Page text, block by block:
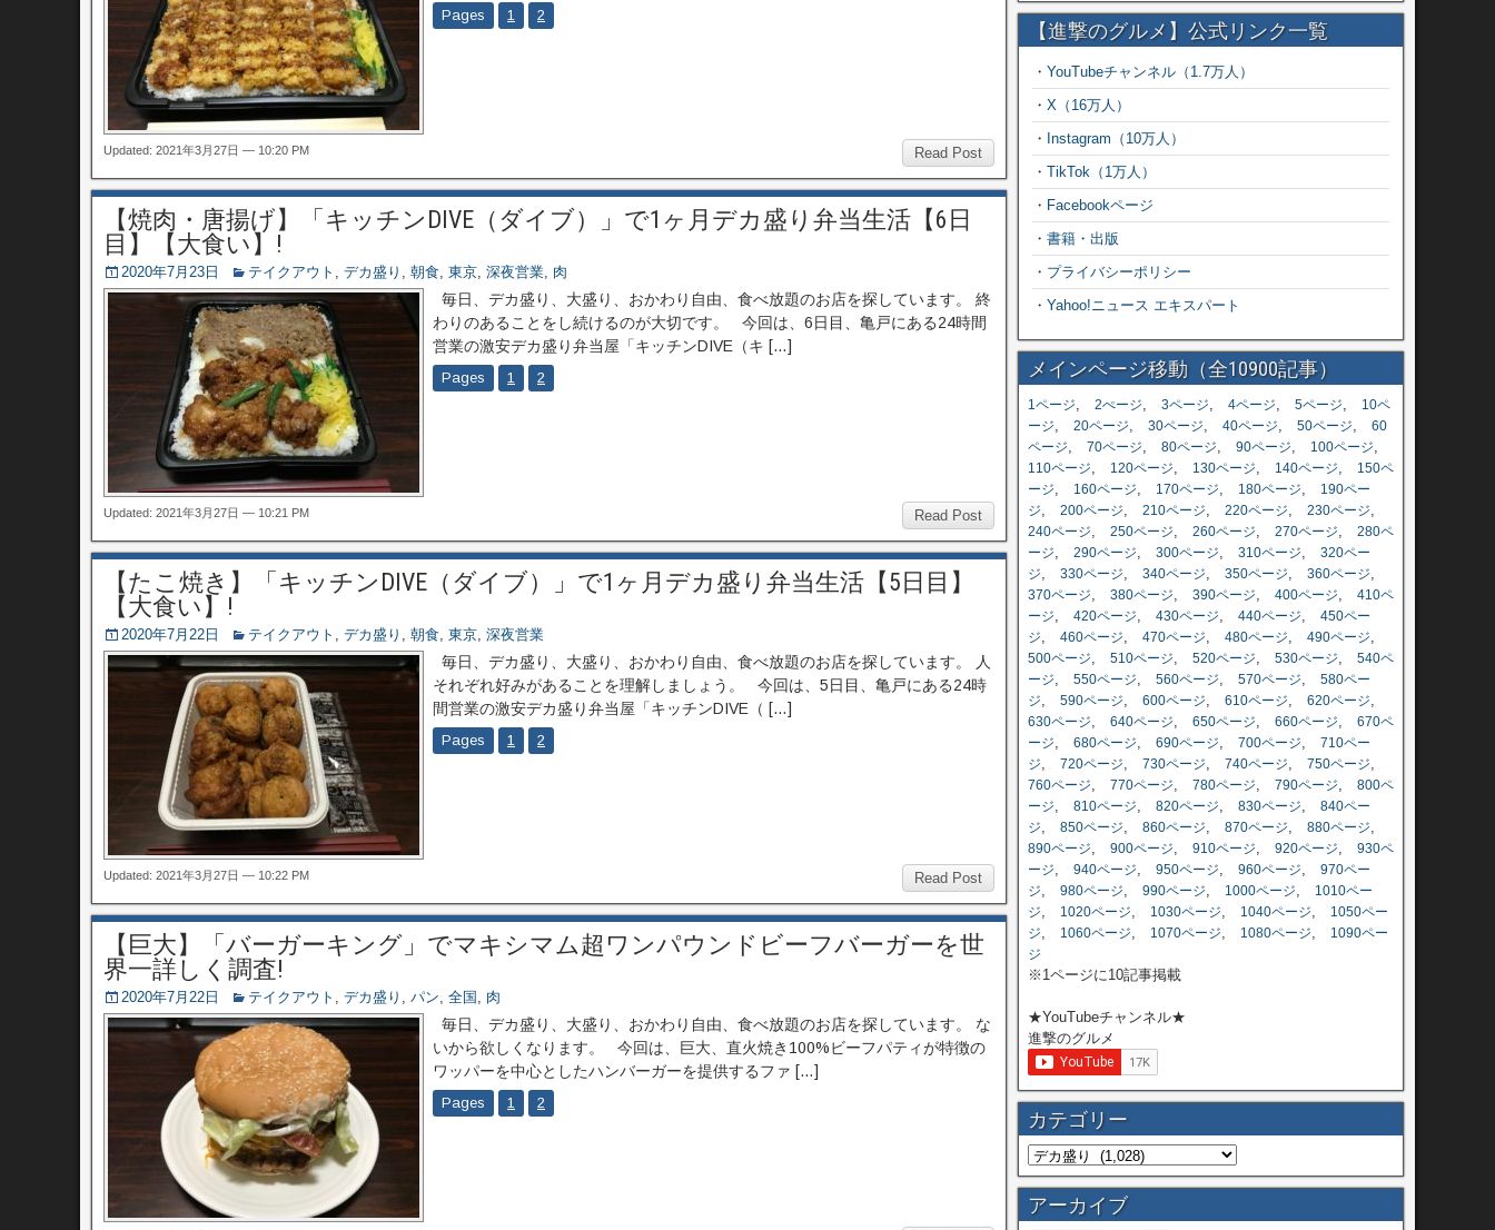
Pages 1 2
Read Post
Updated: 2021年3月27日 — 10:20 PM
【焼肉・唐揚げ】「キッチンDIVE（ダイブ）」で1ヶ月デカ盛り弁当生活【6日
目】【大食い】!
2020年7月23日 テイクアウト , デカ盛り , 朝食, 東京, 深夜営業, 肉
毎日、デカ盛り、大盛り、おかわり自由、食べ放題のお店を探しています。 終
わりのあることをし続けるのが大切です。 今回は、6日目、亀戸にある24時間
営業の激安デカ盛り弁当屋「キッチンDIVE（キ […]
Pages 1 2
Read Post
Updated: 2021年3月27日 — 10:21 PM
【たこ焼き】「キッチンDIVE（ダイブ）」で1ヶ月デカ盛り弁当生活【5日目】
【大食い】!
2020年7月22日 テイクアウト , デカ盛り , 朝食, 東京, 深夜営業
毎日、デカ盛り、大盛り、おかわり自由、食べ放題のお店を探しています。 人
それぞれ好みがあることを理解しましょう。 今回は、5日目、亀戸にある24時
間営業の激安デカ盛り弁当屋「キッチンDIVE（ […]
Pages 1 2
Read Post
Updated: 2021年3月27日 — 10:22 PM
【巨大】「バーガーキング」でマキシマム超ワンパウンドビーフバーガーを世
界一詳しく調査!
2020年7月22日 テイクアウト , デカ盛り , パン, 全国 , 肉
毎日、デカ盛り、大盛り、おかわり自由、食べ放題のお店を探しています。 な
いから欲しくなります。 今回は、巨大、直火焼き100%ビーフパティが特徴の
ワッパーを中心としたハンバーガーを提供するファ […]
Pages 1 2
【進撃のグルメ】公式リンク一覧
・ YouTubeチャンネル（1.7万人）
・ X（16万人）
・ Instagram（10万人）
・ TikTok（1万人）
・ Facebookページ
・ 書籍・出版
・ プライバシーポリシー
・ Yahoo!ニュース エキスパート
メインページ移動（全10900記事）
1ページ, 2ぺージ, 3ページ, 4ページ, 5ページ,
10ペ
ージ, 20ページ, 30ページ, 40ページ, 50ページ, 60
ページ, 70ページ, 80ページ, 90ページ, 100ページ,
110ページ, 120ページ, 130ページ, 140ページ,
150ペ
ージ, 160ページ, 170ページ, 180ページ,
190ペー
ジ, 200ページ, 210ページ, 220ページ, 230ページ,
240ページ, 250ページ, 260ページ, 270ページ, 280ペ
ージ, 290ページ, 300ページ, 310ページ, 320ペー
ジ, 330ページ, 340ページ, 350ページ, 360ページ,
370ページ, 380ページ, 390ページ, 400ページ, 410ペ
ージ, 420ページ, 430ページ, 440ページ, 450ペー
ジ, 460ページ, 470ページ, 480ページ, 490ページ,
500ページ, 510ページ, 520ページ, 530ページ, 540ペ
ージ, 550ページ, 560ページ, 570ページ, 580ペー
ジ, 590ページ, 600ページ, 610ページ, 620ページ,
630ページ, 640ページ, 650ページ, 660ページ, 670ペ
ージ, 680ページ, 690ページ, 700ページ, 710ペー
ジ, 720ページ, 730ページ, 740ページ, 750ページ,
760ページ, 770ページ, 780ページ, 790ページ, 800ペ
ージ, 810ページ, 820ページ, 830ページ, 840ペー
ジ, 850ページ, 860ページ, 870ページ, 880ページ,
890ページ, 900ページ, 910ページ, 920ページ, 930ペ
ージ, 940ページ, 950ページ, 960ページ, 970ペー
ジ, 980ページ, 990ページ, 1000ページ,
1010ペー
ジ, 1020ページ, 1030ページ, 1040ページ,
1050ペー
ジ, 1060ページ, 1070ページ, 1080ページ,
1090ペー
ジ
※1ページに10記事掲載
★YouTubeチャンネル★
進撃のグルメ
カテゴリー
アーカイブ